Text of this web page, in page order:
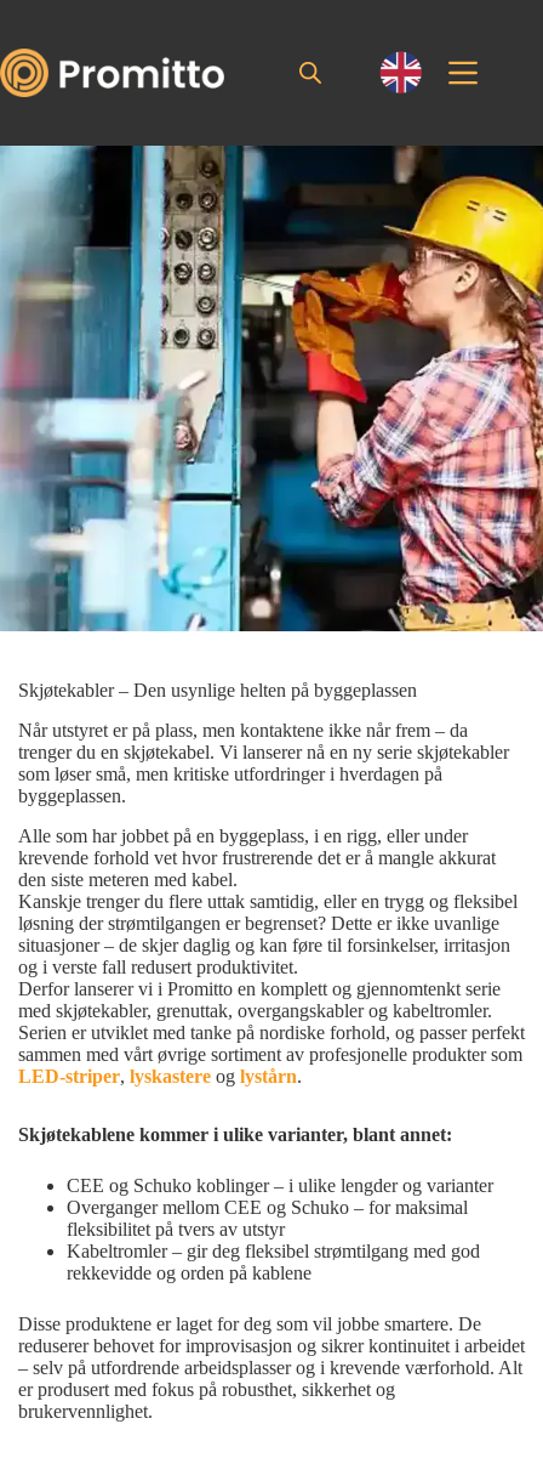
Skjøtekabler – Den usynlige helten på byggeplassen
Når utstyret er på plass, men kontaktene ikke når frem – da
trenger du en skjøtekabel. Vi lanserer nå en ny serie skjøtekabler
som løser små, men kritiske utfordringer i hverdagen på
byggeplassen.
Alle som har jobbet på en byggeplass, i en rigg, eller under
krevende forhold vet hvor frustrerende det er å mangle akkurat
den siste meteren med kabel.
Kanskje trenger du flere uttak samtidig, eller en trygg og fleksibel
løsning der strømtilgangen er begrenset? Dette er ikke uvanlige
situasjoner – de skjer daglig og kan føre til forsinkelser, irritasjon
og i verste fall redusert produktivitet.
Derfor lanserer vi i Promitto en komplett og gjennomtenkt serie
med skjøtekabler, grenuttak, overgangskabler og kabeltromler.
Serien er utviklet med tanke på nordiske forhold, og passer perfekt
sammen med vårt øvrige sortiment av profesjonelle produkter som
LED-striper, lyskastere og lystårn.
Skjøtekablene kommer i ulike varianter, blant annet:
CEE og Schuko koblinger – i ulike lengder og varianter
Overganger mellom CEE og Schuko – for maksimal
fleksibilitet på tvers av utstyr
Kabeltromler – gir deg fleksibel strømtilgang med god
rekkevidde og orden på kablene
Disse produktene er laget for deg som vil jobbe smartere. De
reduserer behovet for improvisasjon og sikrer kontinuitet i arbeidet
– selv på utfordrende arbeidsplasser og i krevende værforhold. Alt
er produsert med fokus på robusthet, sikkerhet og
brukervennlighet.